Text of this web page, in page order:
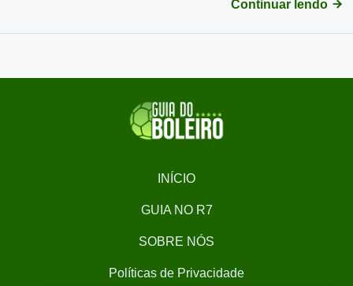
Continuar lendo
INÍCIO
GUIA NO R7
SOBRE NÓS
Políticas de Privacidade